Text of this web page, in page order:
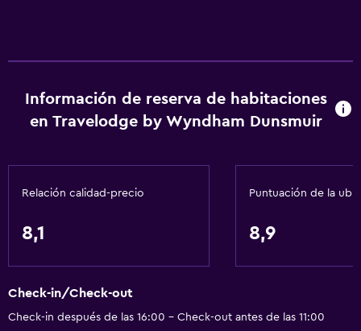
Información de reserva de habitaciones
en Travelodge by Wyndham Dunsmuir
Relación calidad-precio
8,1
Puntuación de la
8,9
Check-in/Check-out
Check-in después de las 16:00 - Check-out antes de las 11:00